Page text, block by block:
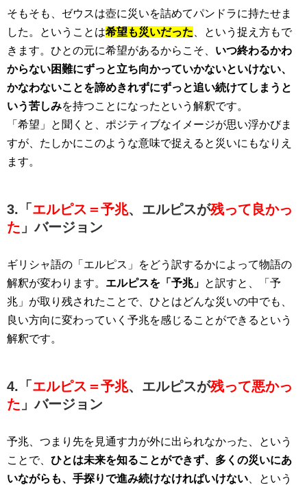
そもそも、ゼウスは壺に災いを詰めてパンドラに持たせま
した。ということは希望も災いだった 、という捉え方もで
きます。ひとの元に希望があるからこそ、 いつ終わるかわ
からない困難にずっと立ち向かっていかないといけない、
かなわないことを諦めきれずにずっと追い続けてしまうと
いう苦しみを持つことになったという解釈です。
「希望」と聞くと、ポジティブなイメージが思い浮かびま
すが、たしかにこのような意味で捉えると災いにもなりえ
ます。
3.「 エルピス＝予兆、エルピスが残って良かっ
た 」バージョン
ギリシャ語の「エルピス」をどう訳するかによって物語の
解釈が変わります。 エルピスを「予兆」 と訳すと、「予
兆」が取り残されたことで、ひとはどんな災いの中でも、
良い方向に変わっていく予兆を感じることができるという
解釈です。
4.「 エルピス＝予兆、エルピスが残って悪かっ
た 」バージョン
予兆、つまり先を見通す力が外に出られなかった、という
ことで、 ひとは未来を知ることができず、多くの災いにあ
いながらも、手探りで進み続けなければいけない 、という